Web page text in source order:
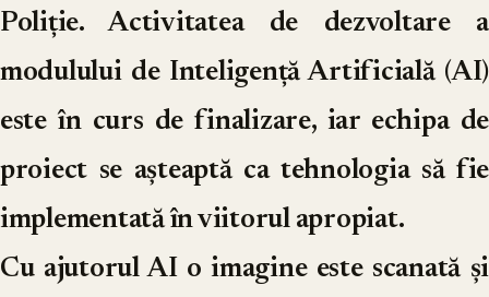
Poliție. Activitatea de dezvoltare a
modulului de Inteligență Artificială (AI)
este în curs de finalizare, iar echipa de
proiect se așteaptă ca tehnologia să fie
implementată în viitorul apropiat.
Cu ajutorul AI o imagine este scanată și